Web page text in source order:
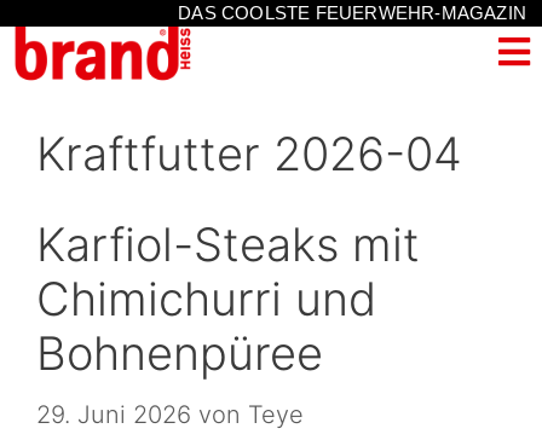
DAS COOLSTE FEUERWEHR-MAGAZIN
Kraftfutter 2026-04
Karfiol-Steaks mit
Chimichurri und
Bohnenpüree
29. Juni 2026 von Teye